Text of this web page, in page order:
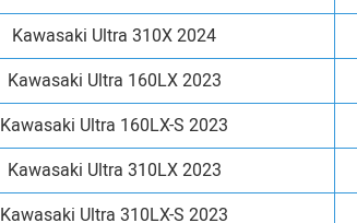
Kawasaki Ultra 310X 2024
Kawasaki Ultra 160LX 2023
Kawasaki Ultra 160LX-S 2023
Kawasaki Ultra 310LX 2023
Kawasaki Ultra 310LX-S 2023